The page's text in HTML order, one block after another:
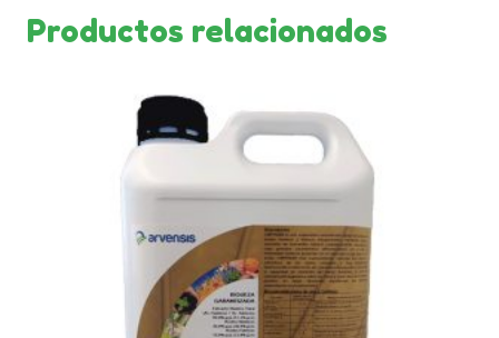
Productos relacionados